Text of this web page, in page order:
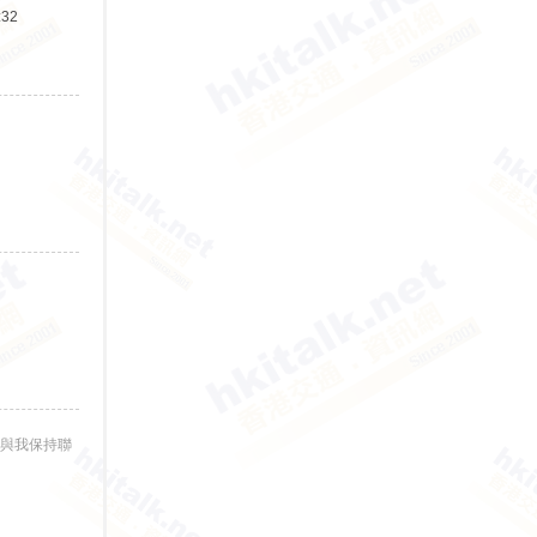
我保持聯